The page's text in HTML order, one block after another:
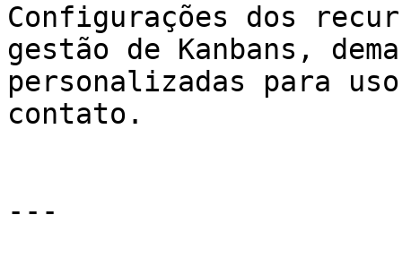
Configurações dos
gestão de Kanbans,
personalizadas para uso
contato.
---